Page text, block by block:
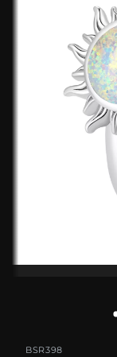
BSR398